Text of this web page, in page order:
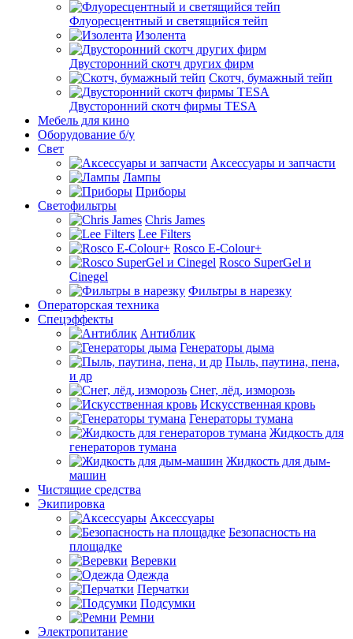
Флуоресцентный и светящийся тейп
Изолента
Двусторонний скотч других фирм
Скотч, бумажный тейп
Двусторонний скотч фирмы TESA
Мебель для кино
Оборудование б/у
Свет
Аксессуары и запчасти
Лампы
Приборы
Светофильтры
Chris James
Lee Filters
Rosco E-Colour+
Rosco SuperGel и
Cinegel
Фильтры в нарезку
Операторская техника
Спецэффекты
Антиблик
Генераторы дыма
Пыль, паутина, пена,
и др
Снег, лёд, изморозь
Искусственная кровь
Генераторы тумана
Жидкость для
генераторов тумана
Жидкость для дым-
машин
Чистящие средства
Экипировка
Аксессуары
Безопасность на
площадке
Веревки
Одежда
Перчатки
Подсумки
Ремни
Электропитание